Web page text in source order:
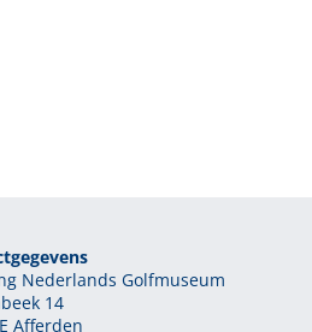
Nederlands Golfmuseum
14
Afferden